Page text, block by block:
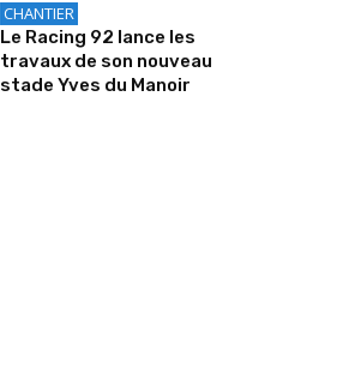
CHANTIER
Le Racing 92 lance les
travaux de son nouveau
stade Yves du Manoir